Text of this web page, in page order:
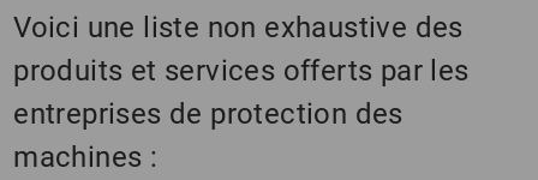
Voici une liste non exhaustive des
produits et services offerts par les
entreprises de protection des
machines :